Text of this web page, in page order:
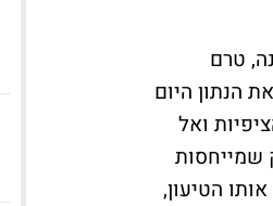
מסדר גודל 2.0%, לפני כשנה, טרם
לסכם את הנתון היום
ואל
שמייחסות
הטיעון,